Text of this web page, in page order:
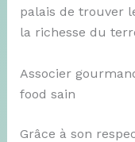
palais de trouver
la richesse du
Associer
food sain
Grâce à son